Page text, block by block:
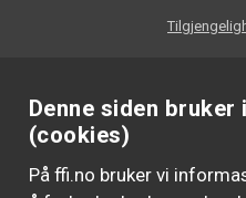
Denne siden
(cookies)
På ffi.no bruker vi